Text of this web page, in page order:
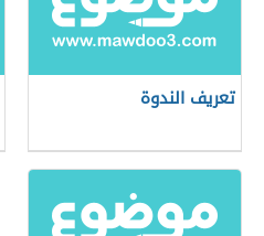
تعريف الندوة